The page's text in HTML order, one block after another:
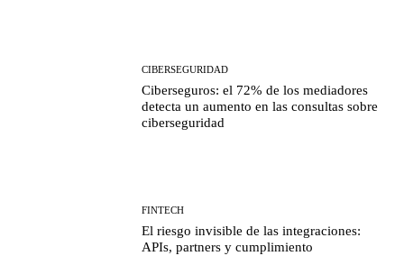
CIBERSEGURIDAD
Ciberseguros: el 72% de los mediadores
detecta un aumento en las consultas sobre
ciberseguridad
FINTECH
El riesgo invisible de las integraciones:
APIs, partners y cumplimiento